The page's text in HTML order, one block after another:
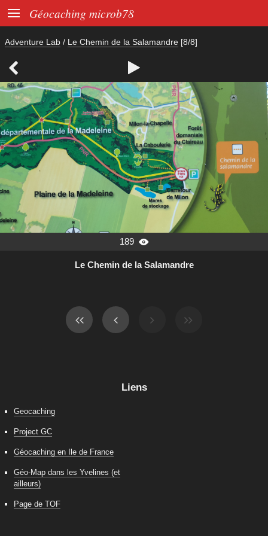
 Géocaching microb78
Adventure Lab / Le Chemin de la Salamandre [8/8]
 
189 
Le Chemin de la Salamandre
Liens
Geocaching
Project GC
Géocaching en Ile de France
Géo-Map dans les Yvelines (et
ailleurs)
Page de TOF